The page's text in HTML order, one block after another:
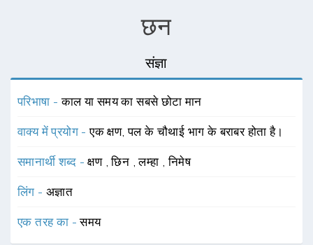
छन
संज्ञा
परिभाषा -काल या समय का सबसे छोटा मान
वाक्य में प्रयोग -एक क्षण, पल के चौथाई भाग के बराबर होता है।
समानार्थी शब्द -क्षण ,छिन ,लम्हा ,निमेष
लिंग - अज्ञात
एक तरह का -समय